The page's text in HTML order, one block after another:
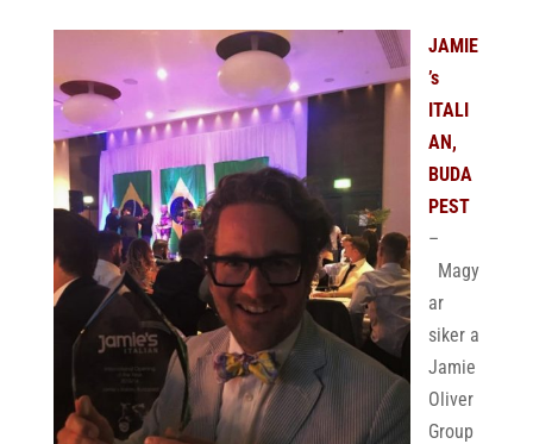
JAMIE
’s
ITALI
AN,
BUDA
PEST
–
Magy
ar
siker a
Jamie
Oliver
Group